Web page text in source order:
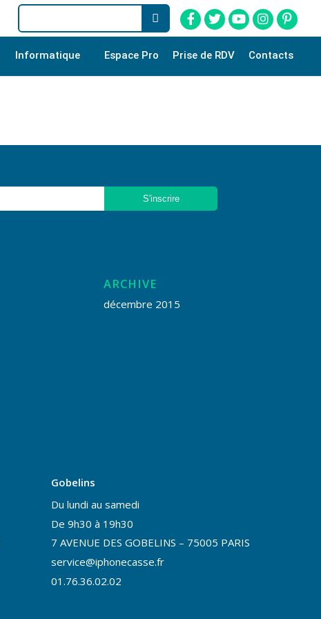
Informatique Espace Pro Prise de RDV Contacts
ARCHIVE
décembre 2015
Gobelins
Du lundi au samedi
De 9h30 à 19h30
7 AVENUE DES GOBELINS – 75005 PARIS
service@iphonecasse.fr
01.76.36.02.02